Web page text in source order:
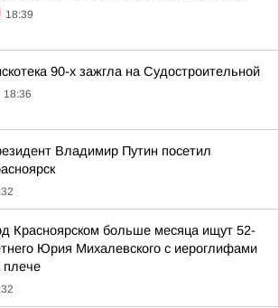
18:39
90-х зажгла на Судостроительной
18:36
Владимир Путин посетил
Красноярском больше месяца ищут 52-
Юрия Михалевского с иероглифами
плече